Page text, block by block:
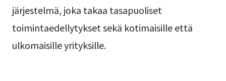
järjestelmä, joka takaa tasapuoliset
toimintaedellytykset sekä kotimaisille että
ulkomaisille yrityksille.